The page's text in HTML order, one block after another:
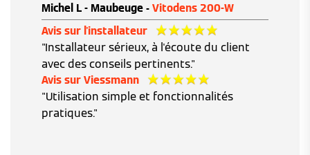
Michel L - Maubeuge - Vitodens 200-W
Avis sur l'installateur
"Installateur sérieux, à l'écoute du client
avec des conseils pertinents."
Avis sur Viessmann
"Utilisation simple et fonctionnalités
pratiques."